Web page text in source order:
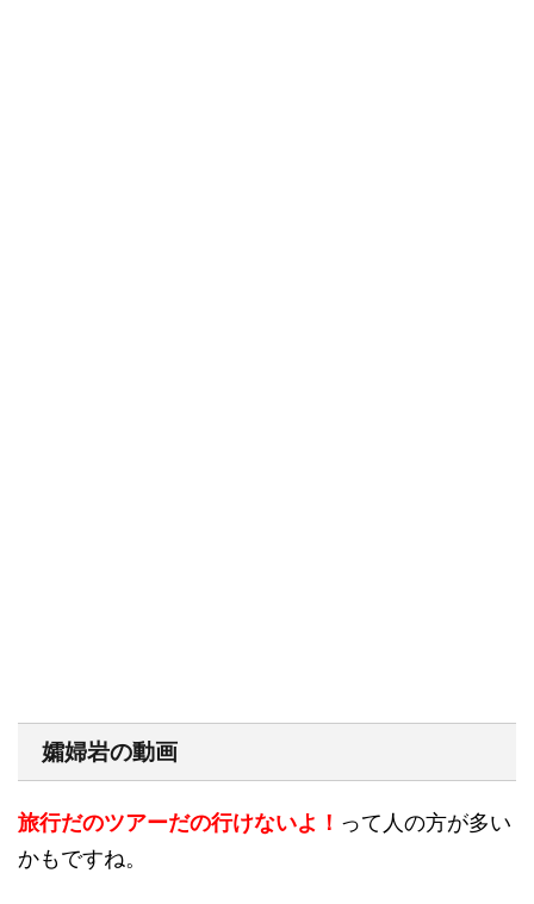
孀婦岩の動画
旅行だのツアーだの行けないよ！ って人の方が多い
かもですね。